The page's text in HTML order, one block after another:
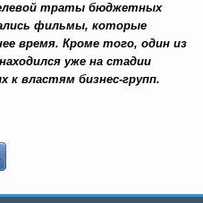
траты бюджетных
фильмы, которые
время. Кроме того, один из
уже на стадии
к властям бизнес-групп.